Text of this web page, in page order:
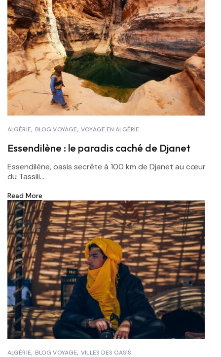
ALGÉRIE BLOG VOYAGE VOYAGE EN ALGÉRIE
Essendilène : le paradis caché de Djanet
Essendilène, oasis secrète à 100 km de Djanet au cœur
du Tassili...
Read More
ALGÉRIE BLOG VOYAGE VILLES DES OASIS